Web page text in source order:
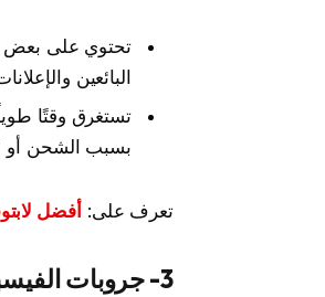
تحتوي على بعض
البائعين
تستغرق وقتًا
بسبب الشحن أو
تعرف على: أفضل
3- جروبات الفيسبوك و Facebook Marketplace